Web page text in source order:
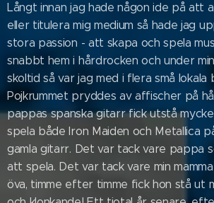
Långt innan jag hade någon ide på att
eller titulera mig medium så hade jag
stora passion - att skapa och spela
snabbt hem i hårdrocken och under
skoltid så var jag med i flera små lokala
Pojkrummet pryddes av affischer på
pappas spanska gitarr fick utstå
spela både Iron Maiden och Metallica
gamla gitarr. Det var tack vare pappa
att spela. Det var tack vare min
öva, timme efter timme fick hon stå ut